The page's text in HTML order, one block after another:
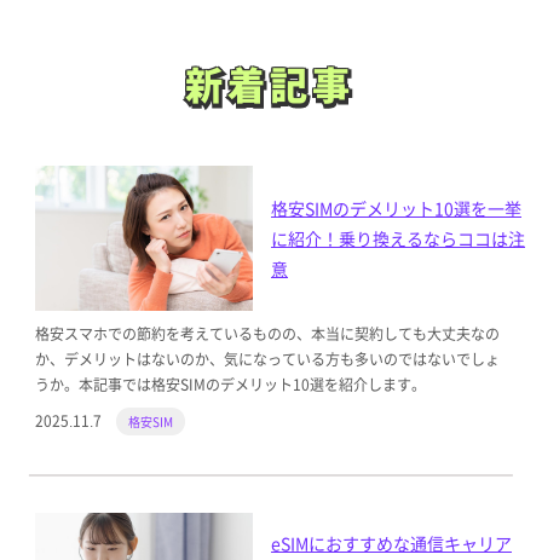
新着記事
新着記事
格安SIMのデメリット10選を一挙
に紹介！乗り換えるならココは注
意
格安スマホでの節約を考えているものの、本当に契約しても大丈夫なの
か、デメリットはないのか、気になっている方も多いのではないでしょ
うか。本記事では格安SIMのデメリット10選を紹介します。
2025.11.7
格安SIM
eSIMにおすすめな通信キャリア